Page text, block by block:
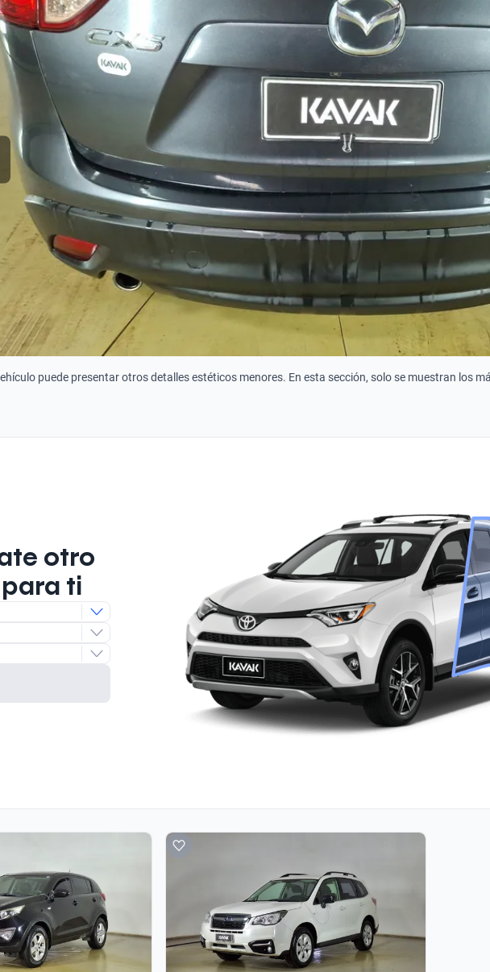
puede presentar otros detalles estéticos menores. En esta sección, solo se muestran los
otro
ti